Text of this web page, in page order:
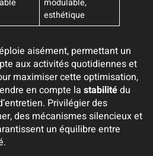
modulable,
esthétique
aisément, permettant un
aux activités quotidiennes et
maximiser cette optimisation,
en compte la stabilitédu
Privilégier des
des mécanismes silencieux et
un équilibre entre